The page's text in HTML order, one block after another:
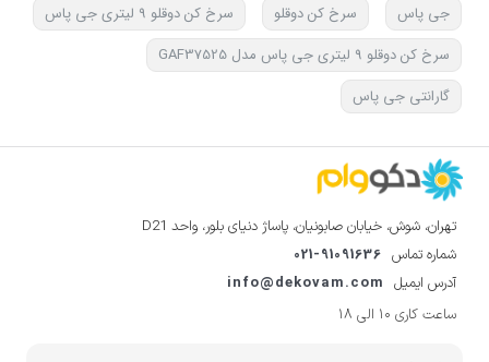
جی پاس سرخ کن دوقلو
سرخ کن دوقلو 9 لیتری جی پاس
سرخ کن دوقلو 9 لیتری جی پاس مدل GAF37525
گارانتی جی پاس
تهران، شوش، خیابان صابونیان، پاساژ دنیای بلور، واحد D21
شماره تماس 021-91091636
آدرس ایمیل info@dekovam.com
ساعت کاری 10 الی 18